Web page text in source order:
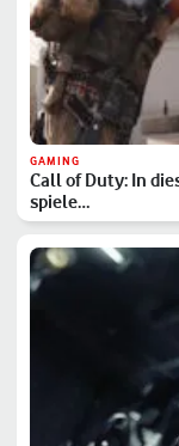
GAMING
Call of Duty: In
spiele…